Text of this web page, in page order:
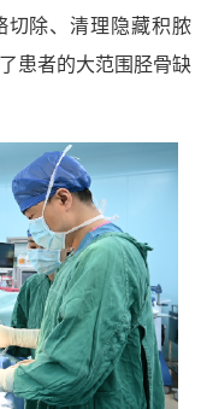
切除、清理隐藏积脓
患者的大范围胫骨缺